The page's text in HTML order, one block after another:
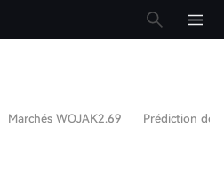
Marchés WOJAK2.69 Prédiction de